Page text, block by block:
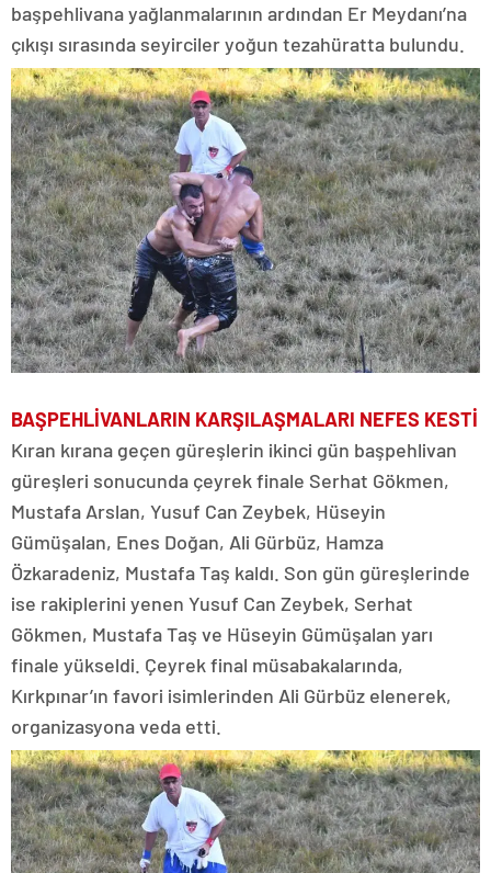
başpehlivana yağlanmalarının ardından Er Meydanı’na
çıkışı sırasında seyirciler yoğun tezahüratta bulundu.
BAŞPEHLİVANLARIN KARŞILAŞMALARI NEFES KESTİ
Kıran kırana geçen güreşlerin ikinci gün başpehlivan
güreşleri sonucunda çeyrek finale Serhat Gökmen,
Mustafa Arslan, Yusuf Can Zeybek, Hüseyin
Gümüşalan, Enes Doğan, Ali Gürbüz, Hamza
Özkaradeniz, Mustafa Taş kaldı. Son gün güreşlerinde
ise rakiplerini yenen Yusuf Can Zeybek, Serhat
Gökmen, Mustafa Taş ve Hüseyin Gümüşalan yarı
finale yükseldi. Çeyrek final müsabakalarında,
Kırkpınar’ın favori isimlerinden Ali Gürbüz elenerek,
organizasyona veda etti.